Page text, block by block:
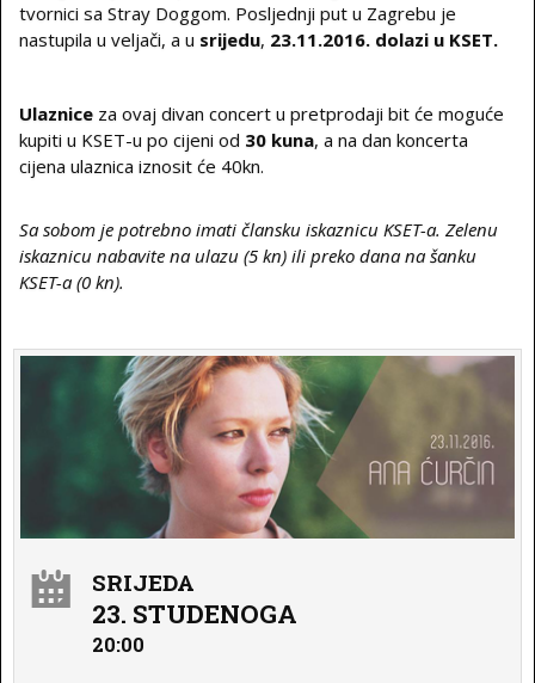
tvornici sa Stray Doggom. Posljednji put u Zagrebu je
nastupila u veljači, a u srijedu, 23.11.2016. dolazi u KSET.
Ulaznice za ovaj divan concert u pretprodaji bit će moguće
kupiti u KSET-u po cijeni od 30 kuna, a na dan koncerta
cijena ulaznica iznosit će 40kn.
Sa sobom je potrebno imati člansku iskaznicu KSET-a. Zelenu
iskaznicu nabavite na ulazu (5 kn) ili preko dana na šanku
KSET-a (0 kn).
SRIJEDA
23. STUDENOGA
20:00